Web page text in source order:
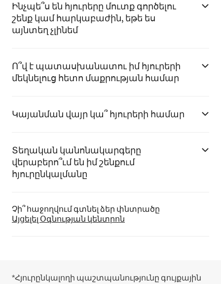
Ինչպե՞ս են հյուրերը մուտք գործելու
շենք կամ հարկաբաժին, եթե ես
այնտեղ չլինեմ
Ո՞վ է պատասխանատու իմ հյուրերի
մեկնելուց հետո մաքրության համար
Կայանման վայր կա՞ հյուրերի համար
Տեղական կանոնակարգերը
վերաբերո՞ւմ են իմ շենքում
հյուրընկալմանը
Չի՞ հաջողվում գտնել ձեր փնտրածը
Այցելել Օգնության կենտրոն
*Հյուրընկալողի պաշտպանությունը գույքային